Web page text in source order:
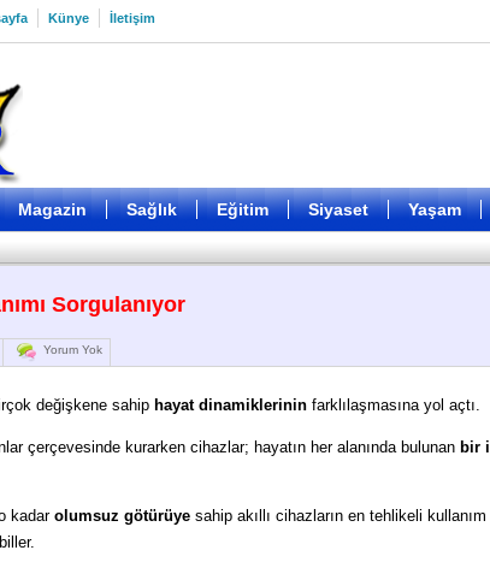
Künye İletişim
Magazin Sağlık Eğitim Siyaset Yaşam
Sorgulanıyor
Yorum Yok
değişkene sahip hayat dinamiklerinin farklılaşmasına yol açtı.
çerçevesinde kurarken cihazlar; hayatın her alanında bulunan bir
kadar olumsuz götürüye sahip akıllı cihazların en tehlikeli kullanım